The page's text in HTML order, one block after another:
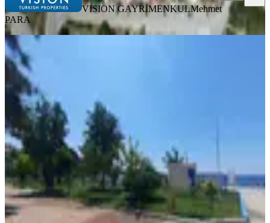
VISION GAYRİMENKULMehmet
PARA
BALKONLU
2+1·90 m²
3.850.000 ₺
DİDİM DENİZ EMLAK mustafa aydın
Ara